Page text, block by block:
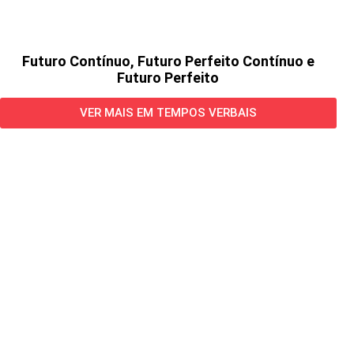
Futuro Contínuo, Futuro Perfeito Contínuo e
Futuro Perfeito
VER MAIS EM TEMPOS VERBAIS